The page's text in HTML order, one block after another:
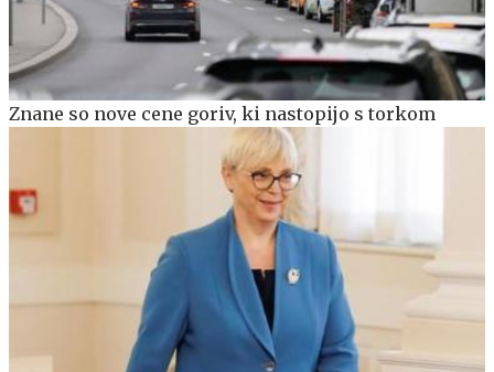
Znane so nove cene goriv, ki nastopijo s torkom